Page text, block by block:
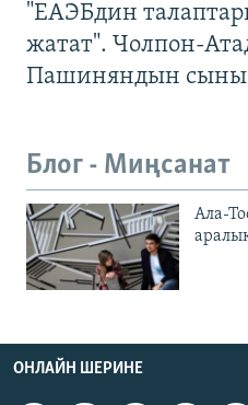
"ЕАЭБдин
жатат". Чолпон-
Пашиняндын сыны
Блог - Миңсанат
Ала-
ОНЛАЙН ШЕРИНЕ